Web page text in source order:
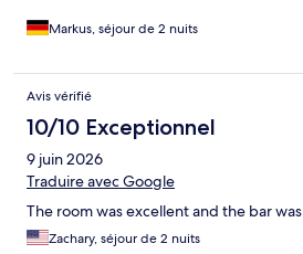
Markus, séjour de 2 nuits
Avis vérifié
10/10 Exceptionnel
9 juin 2026
Traduire avec Google
The room was excellent and the bar
Zachary, séjour de 2 nuits